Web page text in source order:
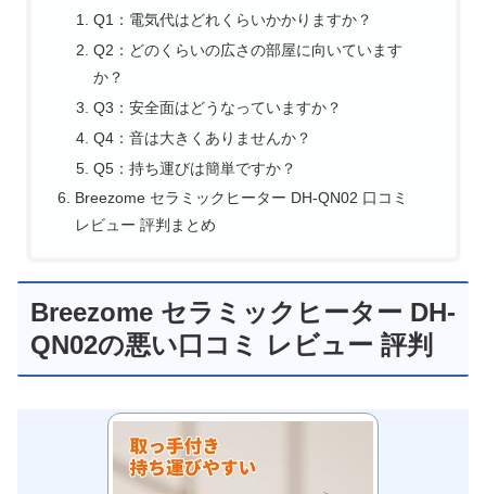
Q1：電気代はどれくらいかかりますか？
Q2：どのくらいの広さの部屋に向いています
か？
Q3：安全面はどうなっていますか？
Q4：音は大きくありませんか？
Q5：持ち運びは簡単ですか？
Breezome セラミックヒーター DH-QN02 口コミ
レビュー 評判まとめ
Breezome セラミックヒーター DH-
QN02の悪い口コミ レビュー 評判